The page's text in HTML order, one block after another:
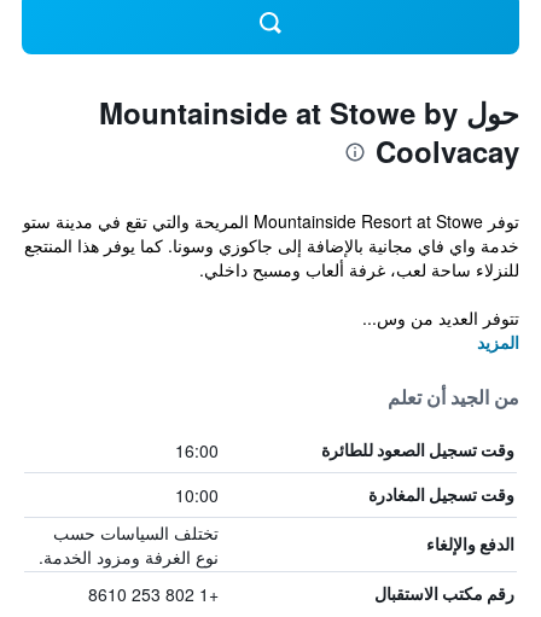
حول Mountainside at Stowe by
Coolvacay
توفر Mountainside Resort at Stowe المريحة والتي تقع في مدينة ستو
خدمة واي فاي مجانية بالإضافة إلى جاكوزي وسونا. كما يوفر هذا المنتجع
للنزلاء ساحة لعب، غرفة ألعاب ومسبح داخلي.
تتوفر العديد من وس...
المزيد
من الجيد أن تعلم
وقت تسجيل الصعود للطائرة 16:00
وقت تسجيل المغادرة 10:00
الدفع والإلغاء
تختلف السياسات حسب
نوع الغرفة ومزود الخدمة.
رقم مكتب الاستقبال +1 802 253 8610